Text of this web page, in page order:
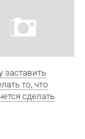
заставить
то, что
сделать